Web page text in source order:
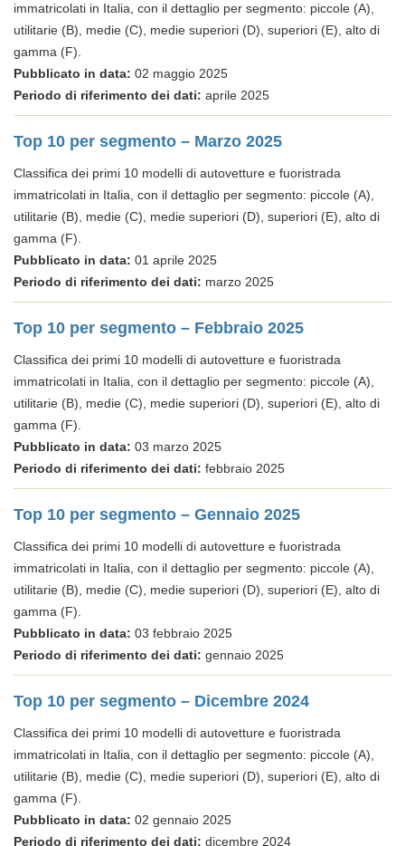
immatricolati in Italia, con il dettaglio per segmento: piccole (A),
utilitarie (B), medie (C), medie superiori (D), superiori (E), alto di
gamma (F).
Pubblicato in data: 02 maggio 2025
Periodo di riferimento dei dati: aprile 2025
Top 10 per segmento – Marzo 2025
Classifica dei primi 10 modelli di autovetture e fuoristrada
immatricolati in Italia, con il dettaglio per segmento: piccole (A),
utilitarie (B), medie (C), medie superiori (D), superiori (E), alto di
gamma (F).
Pubblicato in data: 01 aprile 2025
Periodo di riferimento dei dati: marzo 2025
Top 10 per segmento – Febbraio 2025
Classifica dei primi 10 modelli di autovetture e fuoristrada
immatricolati in Italia, con il dettaglio per segmento: piccole (A),
utilitarie (B), medie (C), medie superiori (D), superiori (E), alto di
gamma (F).
Pubblicato in data: 03 marzo 2025
Periodo di riferimento dei dati: febbraio 2025
Top 10 per segmento – Gennaio 2025
Classifica dei primi 10 modelli di autovetture e fuoristrada
immatricolati in Italia, con il dettaglio per segmento: piccole (A),
utilitarie (B), medie (C), medie superiori (D), superiori (E), alto di
gamma (F).
Pubblicato in data: 03 febbraio 2025
Periodo di riferimento dei dati: gennaio 2025
Top 10 per segmento – Dicembre 2024
Classifica dei primi 10 modelli di autovetture e fuoristrada
immatricolati in Italia, con il dettaglio per segmento: piccole (A),
utilitarie (B), medie (C), medie superiori (D), superiori (E), alto di
gamma (F).
Pubblicato in data: 02 gennaio 2025
Periodo di riferimento dei dati: dicembre 2024